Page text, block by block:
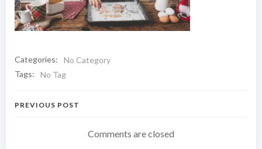
Categories:
No Category
Tags:
No Tag
Navigation
PREVIOUS POST
Comments are closed